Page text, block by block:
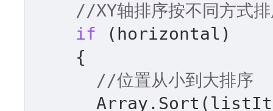
//XY轴排序按不同方式
if (horizontal)
//位置从小到大排序